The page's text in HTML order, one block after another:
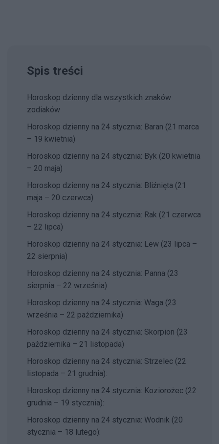
Spis treści
Horoskop dzienny dla wszystkich znaków
zodiaków
Horoskop dzienny na 24 stycznia: Baran (21 marca
– 19 kwietnia)
Horoskop dzienny na 24 stycznia: Byk (20 kwietnia
– 20 maja)
Horoskop dzienny na 24 stycznia: Bliźnięta (21
maja – 20 czerwca)
Horoskop dzienny na 24 stycznia: Rak (21 czerwca
– 22 lipca)
Horoskop dzienny na 24 stycznia: Lew (23 lipca –
22 sierpnia)
Horoskop dzienny na 24 stycznia: Panna (23
sierpnia – 22 września)
Horoskop dzienny na 24 stycznia: Waga (23
września – 22 października)
Horoskop dzienny na 24 stycznia: Skorpion (23
października – 21 listopada)
Horoskop dzienny na 24 stycznia: Strzelec (22
listopada – 21 grudnia):
Horoskop dzienny na 24 stycznia: Koziorożec (22
grudnia – 19 stycznia):
Horoskop dzienny na 24 stycznia: Wodnik (20
stycznia – 18 lutego):